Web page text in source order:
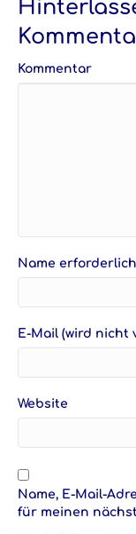
Kommentar
Name erforderlich
E-Mail (wird
Website
Name, E-Mail-
für meinen